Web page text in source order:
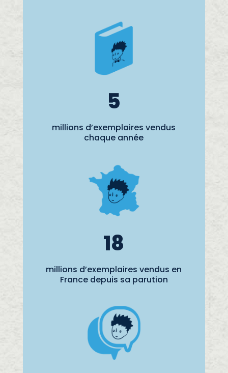
5
millions d’exemplaires vendus
chaque année
18
millions d’exemplaires vendus en
France depuis sa parution